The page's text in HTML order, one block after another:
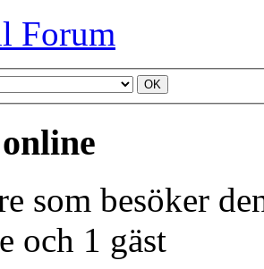
Forum
som besöker
och 1 gäst